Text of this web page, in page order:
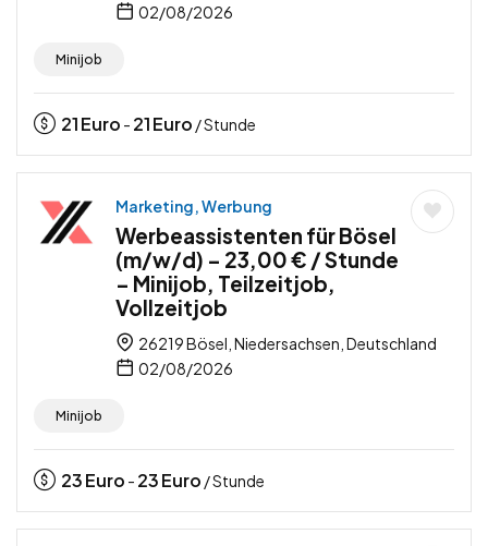
02/08/2026
Minijob
21Euro - 21Euro / Stunde
Marketing, Werbung
Werbeassistenten für Bösel
(m/w/d) – 23,00 € / Stunde
– Minijob, Teilzeitjob,
Vollzeitjob
26219 Bösel, Niedersachsen, Deutschland
02/08/2026
Minijob
23Euro - 23Euro / Stunde